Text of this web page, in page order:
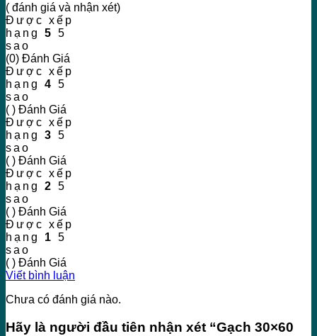
( đánh giá và nhận xét)
Được xếp
hạng 5 5
sao
(0) Đánh Giá
Được xếp
hạng 4 5
sao
( ) Đánh Giá
Được xếp
hạng 3 5
sao
( ) Đánh Giá
Được xếp
hạng 2 5
sao
( ) Đánh Giá
Được xếp
hạng 1 5
sao
( ) Đánh Giá
Viết bình luận
Chưa có đánh giá nào.
Hãy là người đầu tiên nhận xét “Gạch 30×60